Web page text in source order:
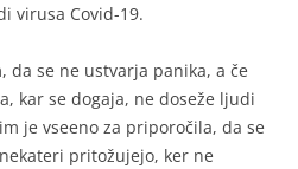
virusa Covid-19.
da se ne ustvarja panika, a če
kar se dogaja, ne doseže ljudi
je vseeno za priporočila, da se
pritožujejo, ker ne